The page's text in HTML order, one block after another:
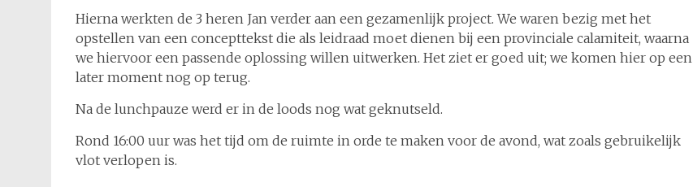
Hierna werkten de 3 heren Jan verder aan een gezamenlijk project. We waren bezig met het
opstellen van een concepttekst die als leidraad moet dienen bij een provinciale calamiteit, waarna
we hiervoor een passende oplossing willen uitwerken. Het ziet er goed uit; we komen hier op een
later moment nog op terug.
Na de lunchpauze werd er in de loods nog wat geknutseld.
Rond 16:00 uur was het tijd om de ruimte in orde te maken voor de avond, wat zoals gebruikelijk
vlot verlopen is.